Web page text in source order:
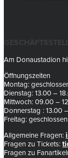
Am Donaustadion
Öffnungszeiten
Montag:
Dienstag: 13.00 –
Mittwoch: 09.00 –
Donnerstag : 13.00
Freitag: geschlossen
Allgemeine Fragen:
Fragen zu Tickets:
Fragen zu